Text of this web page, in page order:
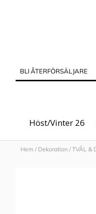
BLI ÅTERFÖRSÄLJARE
Höst/Vinter 26
Hem / Dekoration /TVÅL &